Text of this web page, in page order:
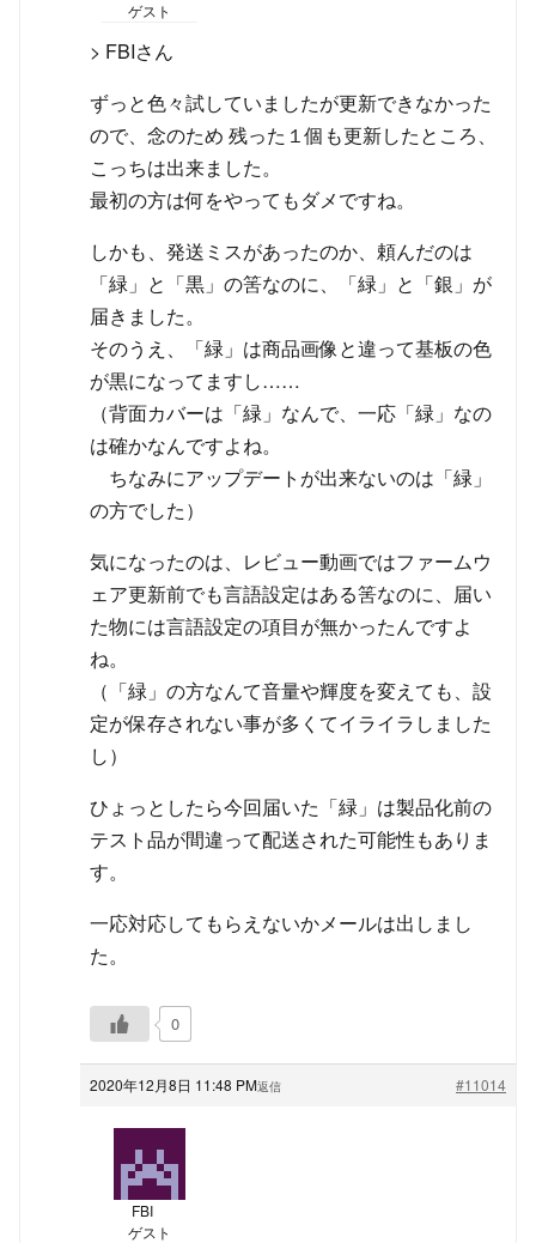
ゲスト
> FBIさん
ずっと色々試していましたが更新できなかった
ので、念のため 残った１個も更新したところ、
こっちは出来ました。
最初の方は何をやってもダメですね。
しかも、発送ミスがあったのか、頼んだのは
「緑」と「黒」の筈なのに、「緑」と「銀」が
届きました。
そのうえ、「緑」は商品画像と違って基板の色
が黒になってますし……
（背面カバーは「緑」なんで、一応「緑」なの
は確かなんですよね。
ちなみにアップデートが出来ないのは「緑」
の方でした）
気になったのは、レビュー動画ではファームウ
ェア更新前でも言語設定はある筈なのに、届い
た物には言語設定の項目が無かったんですよ
ね。
（「緑」の方なんて音量や輝度を変えても、設
定が保存されない事が多くてイライラしました
し）
ひょっとしたら今回届いた「緑」は製品化前の
テスト品が間違って配送された可能性もありま
す。
一応対応してもらえないかメールは出しまし
た。
0
2020年12月8日 11:48 PM #11014
返信
FBI
ゲスト